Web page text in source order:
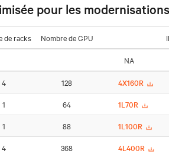
pour les modernisations
de racks Nombre de GPU
NA
4 128 4X160R
1 64 1L70R
1 88 1L100R
4 368 4L400R